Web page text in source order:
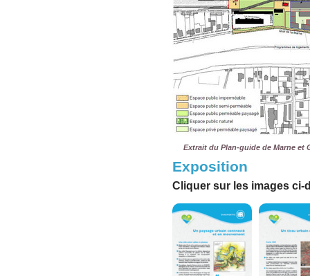
Extrait du Plan-guide de Marne et
Exposition
Cliquer sur les images